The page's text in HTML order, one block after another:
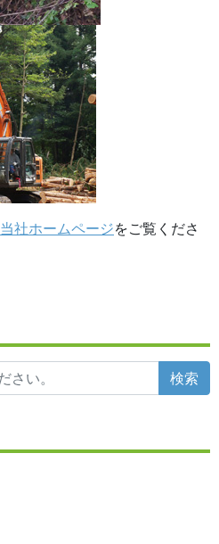
当社ホームページをご覧くださ
検索